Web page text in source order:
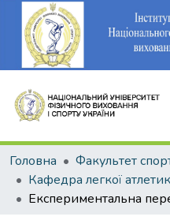
Головна